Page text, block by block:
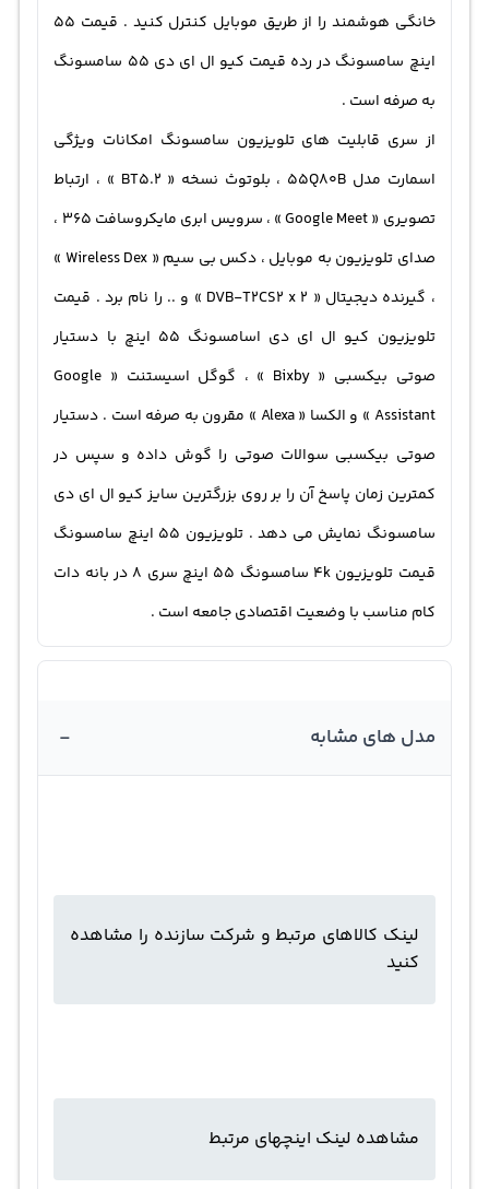
خانگی هوشمند را از طریق موبایل کنترل کنید . قیمت 55
اینچ سامسونگ در رده قیمت کیو ال ای دی ۵۵ سامسونگ
به صرفه است .
از سری قابلیت های تلویزیون سامسونگ امکانات ویژگی
اسمارت مدل 55Q80B ، بلوتوث نسخه « BT5.2 » ، ارتباط
تصویری « Google Meet » ، سرویس ابری مایکروسافت 365 ،
صدای تلویزیون به موبایل ، دکس بی سیم « Wireless Dex »
، گیرنده دیجیتال « DVB-T2CS2 x 2 » و .. را نام برد . قیمت
تلویزیون کیو ال ای دی اسامسونگ ۵۵ اینچ با دستیار
صوتی بیکسبی « Bixby » ، گوگل اسیستنت « Google
Assistant » و الکسا « Alexa » مقرون به صرفه است . دستیار
صوتی بیکسبی سوالات صوتی را گوش داده و سپس در
کمترین زمان پاسخ آن را بر روی بزرگترین سایز کیو ال ای دی
سامسونگ نمایش می دهد . تلویزیون ۵۵ اینچ سامسونگ
قیمت تلویزیون 4k سامسونگ 55 اینچ سری 8 در بانه دات
کام مناسب با وضعیت اقتصادی جامعه است .
مدل های مشابه -
لینک کالاهای مرتبط و شرکت سازنده را مشاهده
کنید
مشاهده لینک اینچهای مرتبط